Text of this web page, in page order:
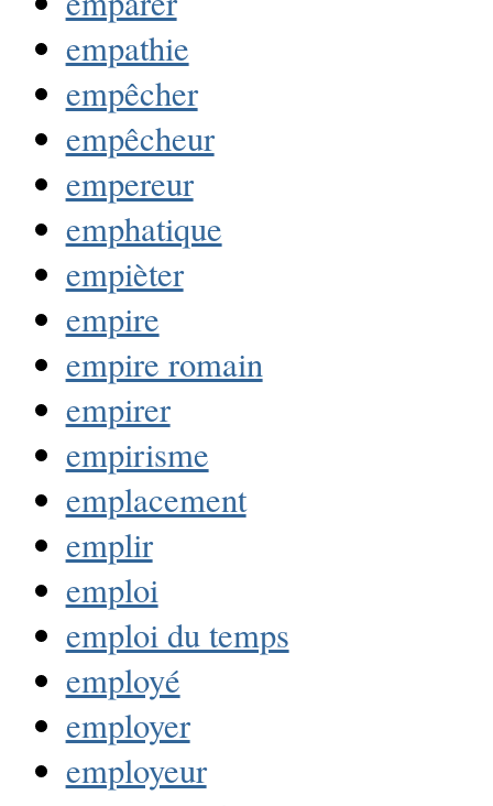
empathie
empêcher
empêcheur
empereur
emphatique
empièter
empire
empire romain
empirer
empirisme
emplacement
emplir
emploi
emploi du temps
employé
employer
employeur